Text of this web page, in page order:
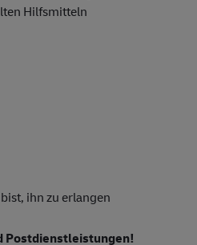
Hilfsmitteln
ihn zu erlangen
Postdienstleistungen!